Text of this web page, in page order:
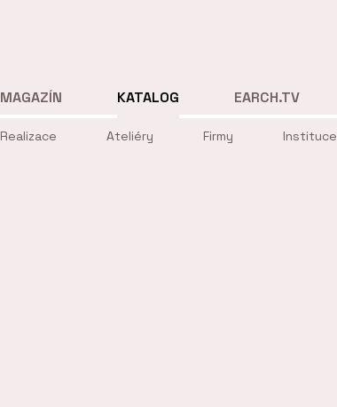
MAGAZÍN KATALOG
Realizace Ateliéry Firmy Instituce
EARCH.TV